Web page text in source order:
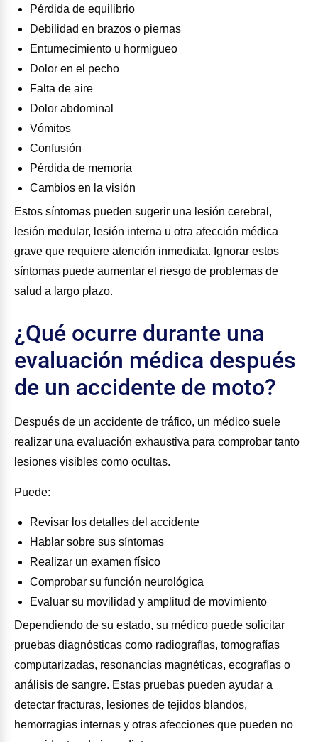
Pérdida de equilibrio
Debilidad en brazos o piernas
Entumecimiento u hormigueo
Dolor en el pecho
Falta de aire
Dolor abdominal
Vómitos
Confusión
Pérdida de memoria
Cambios en la visión
Estos síntomas pueden sugerir una lesión cerebral,
lesión medular, lesión interna u otra afección médica
grave que requiere atención inmediata. Ignorar estos
síntomas puede aumentar el riesgo de problemas de
salud a largo plazo.
¿Qué ocurre durante una
evaluación médica después
de un accidente de moto?
Después de un accidente de tráfico, un médico suele
realizar una evaluación exhaustiva para comprobar tanto
lesiones visibles como ocultas.
Puede:
Revisar los detalles del accidente
Hablar sobre sus síntomas
Realizar un examen físico
Comprobar su función neurológica
Evaluar su movilidad y amplitud de movimiento
Dependiendo de su estado, su médico puede solicitar
pruebas diagnósticas como radiografías, tomografías
computarizadas, resonancias magnéticas, ecografías o
análisis de sangre. Estas pruebas pueden ayudar a
detectar fracturas, lesiones de tejidos blandos,
hemorragias internas y otras afecciones que pueden no